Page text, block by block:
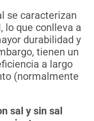
se caracterizan
lo que conlleva a
durabilidad y
tienen un
a largo
(normalmente
sal y sin sal